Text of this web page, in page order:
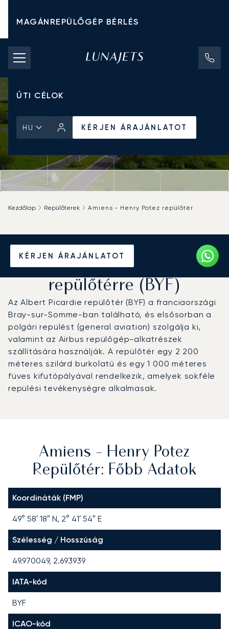
MAGÁNREPÜLŐGÉP BÉRLÉS
CHARTER ÁRAK
MAGÁNREPÜLŐGÉPEK
ÚTI CÉLOK
HU KÉRJEN ÁRAJÁNLATOT
KÉRJEN ÁRAJÁNLATOT
Kezdőlap Repülőterek Amiens - Henry Potez repülőtér
Magánrepülőgép bérlése
az Amiens - Henry Potez
repülőtérre (BYF)
Az Albert Picardie repülőtér (BYF) a franciaországi
Bray-sur-Somme-ban található, és elsősorban a
polgári repülést (general aviation) szolgálja ki,
valamint az Airbus repülőgép-alkatrészek
szállítására használják. A repülőtér egy 2 200
méteres szilárd burkolatú és egy 1 000 méteres
füves kifutópályával rendelkezik, amelyek sokféle
repülési tevékenységre alkalmasak.
Amiens - Henry Potez
Repülőtér: Főbb Adatok
Koordináták (FMP)
49° 58′ 18″ N, 2° 41′ 54″ E
Szélesség / Hosszúság
49.970049, 2.693939
IATA-kód
BYF
ICAO-kód